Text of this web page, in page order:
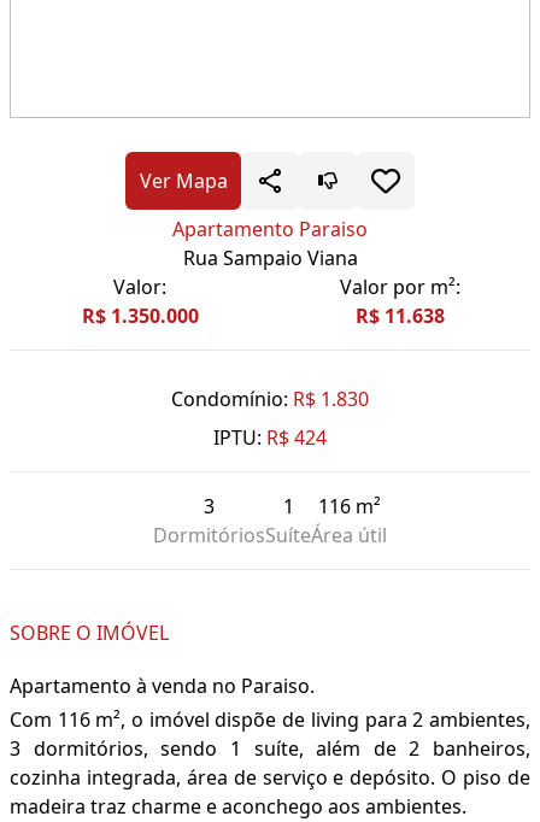
Ver Mapa
Apartamento Paraiso
Rua Sampaio Viana
Valor:
R$ 1.350.000
Valor por m²:
R$ 11.638
Condomínio: R$ 1.830
IPTU: R$ 424
3
Dormitórios
1
Suíte
116 m²
Área útil
SOBRE O IMÓVEL
Apartamento à venda no Paraiso.
Com 116 m², o imóvel dispõe de living para 2 ambientes,
3 dormitórios, sendo 1 suíte, além de 2 banheiros,
cozinha integrada, área de serviço e depósito. O piso de
madeira traz charme e aconchego aos ambientes.